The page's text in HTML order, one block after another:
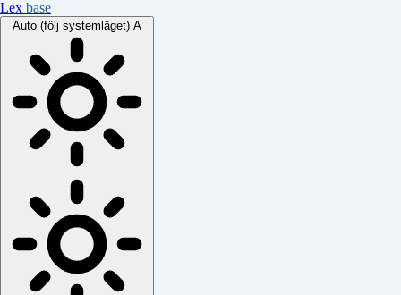
Lex base
Auto (följ systemläget) A